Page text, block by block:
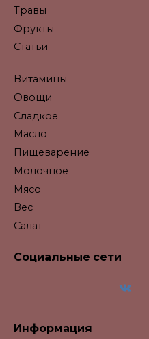
Травы
Фрукты
Статьи
Витамины
Овощи
Сладкое
Масло
Пищеварение
Молочное
Мясо
Вес
Салат
Социальные сети
Информация